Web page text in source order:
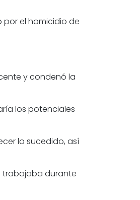
por el homicidio de
y condenó la
los potenciales
lo sucedido, así
trabajaba durante